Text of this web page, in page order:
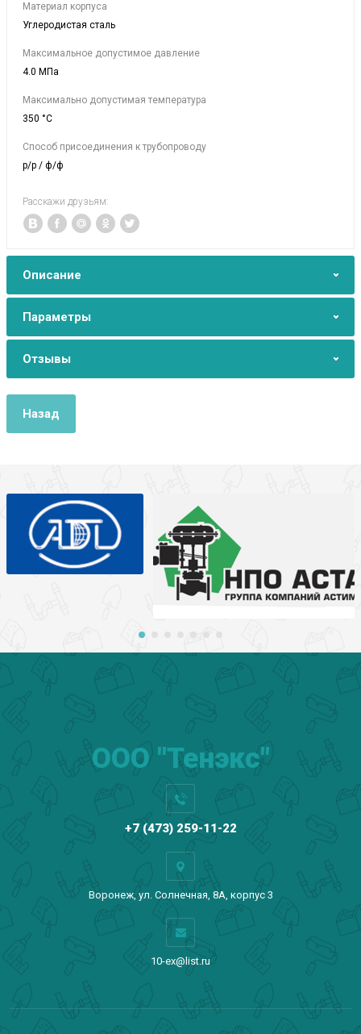
Материал корпуса
Углеродистая сталь
Максимальное допустимое давление
4.0 МПа
Максимально допустимая температура
350 °C
Способ присоединения к трубопроводу
р/р / ф/ф
Расскажи друзьям:
Описание
Параметры
Отзывы
Назад
ООО "Тенэкс"
+7 (473) 259-11-22
Воронеж, ул. Солнечная, 8А, корпус 3
10-ex@list.ru